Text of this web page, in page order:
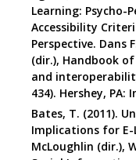
Learning: Psycho-
Accessibility
Perspective. Dans
(dir.), Handbook
and
434). Hershey,
Bates, T. (2011).
Implications for E-
McLoughlin (dir.),